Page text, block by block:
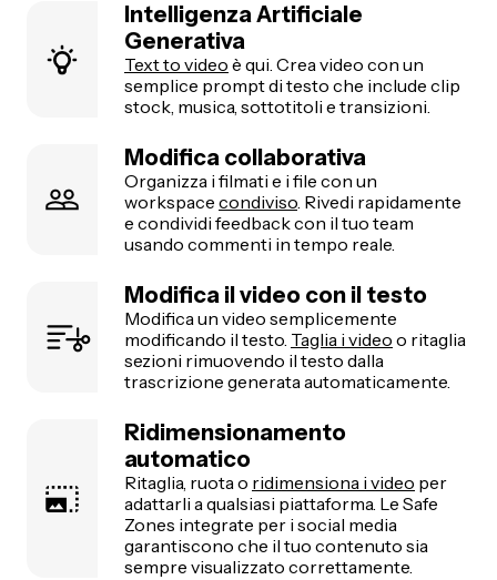
Intelligenza Artificiale
Generativa
Text to video è qui. Crea video con un
semplice prompt di testo che include clip
stock, musica, sottotitoli e transizioni.
Modifica collaborativa
Organizza i filmati e i file con un
workspace condiviso. Rivedi rapidamente
e condividi feedback con il tuo team
usando commenti in tempo reale.
Modifica il video con il testo
Modifica un video semplicemente
modificando il testo. Taglia i video o ritaglia
sezioni rimuovendo il testo dalla
trascrizione generata automaticamente.
Ridimensionamento
automatico
Ritaglia, ruota o ridimensiona i video per
adattarli a qualsiasi piattaforma. Le Safe
Zones integrate per i social media
garantiscono che il tuo contenuto sia
sempre visualizzato correttamente.